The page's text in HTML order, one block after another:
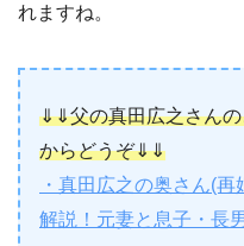
れますね。
⇓⇓父の真田広之さんの
からどうぞ⇓⇓
・真田広之の奥さん(
解説！元妻と息子・長